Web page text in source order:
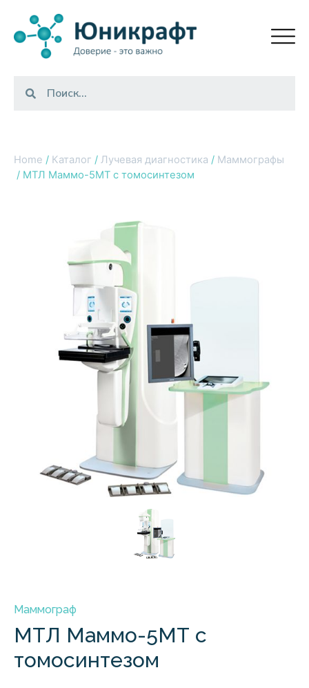
Home / Каталог / Лучевая диагностика / Маммографы
/ МТЛ Маммо-5МТ с томосинтезом
Маммограф
МТЛ Маммо-5МТ с
томосинтезом